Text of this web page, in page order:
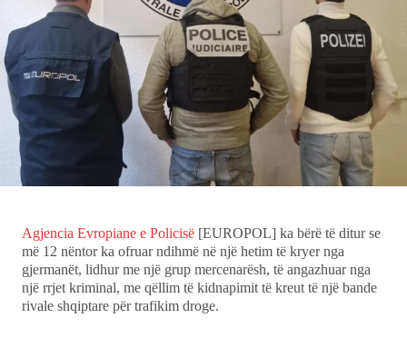
Kulturë
Showbiz
Ekonomi
DuVideo
Agjencia Evropiane e Policisë [EUROPOL] ka bërë të ditur se
më 12 nëntor ka ofruar ndihmë në një hetim të kryer nga
gjermanët, lidhur me një grup mercenarësh, të angazhuar nga
një rrjet kriminal, me qëllim të kidnapimit të kreut të një bande
rivale shqiptare për trafikim droge.